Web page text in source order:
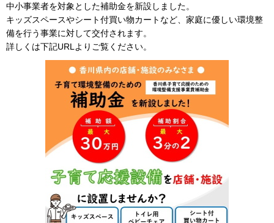
中小事業者を対象とした補助金を新設しました。
キッズスペースやシート付買い物カートなど、家庭に優しい環境整
備を行う事業に対して交付されます。
詳しくは下記URLよりご覧ください。